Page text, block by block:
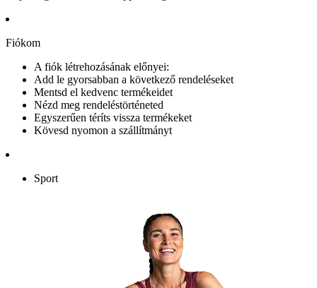
Fiókom
A fiók létrehozásának előnyei:
Add le gyorsabban a következő rendeléseket
Mentsd el kedvenc termékeidet
Nézd meg rendeléstörténeted
Egyszerűen téríts vissza termékeket
Kövesd nyomon a szállítmányt
Sport